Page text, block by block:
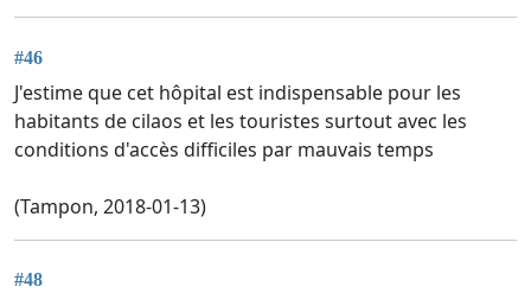
#46
J'estime que cet hôpital est indispensable pour les
habitants de cilaos et les touristes surtout avec les
conditions d'accès difficiles par mauvais temps
(Tampon, 2018-01-13)
#48